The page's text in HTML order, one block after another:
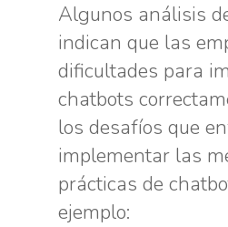
Algunos análisis
indican que las
dificultades para
chatbots
los desafíos que
implementar las
prácticas de
ejemplo: